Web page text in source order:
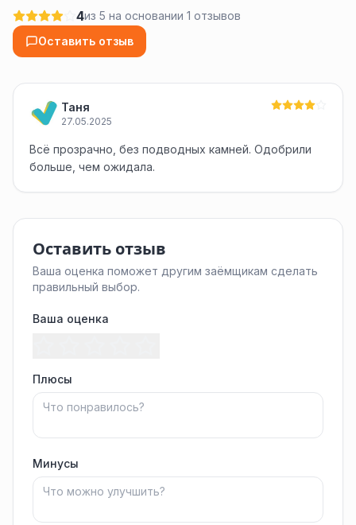
4из 5 на основании 1 отзывов
Оставить отзыв
Таня
27.05.2025
Всё прозрачно, без подводных камней. Одобрили
больше, чем ожидала.
Оставить отзыв
Ваша оценка поможет другим заёмщикам сделать
правильный выбор.
Ваша оценка
Плюсы
Минусы